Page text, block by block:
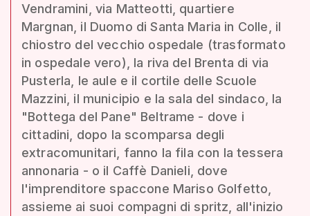
Vendramini, via Matteotti, quartiere
Margnan, il Duomo di Santa Maria in Colle, il
chiostro del vecchio ospedale (trasformato
in ospedale vero), la riva del Brenta di via
Pusterla, le aule e il cortile delle Scuole
Mazzini, il municipio e la sala del sindaco, la
"Bottega del Pane" Beltrame - dove i
cittadini, dopo la scomparsa degli
extracomunitari, fanno la fila con la tessera
annonaria - o il Caffè Danieli, dove
l'imprenditore spaccone Mariso Golfetto,
assieme ai suoi compagni di spritz, all'inizio